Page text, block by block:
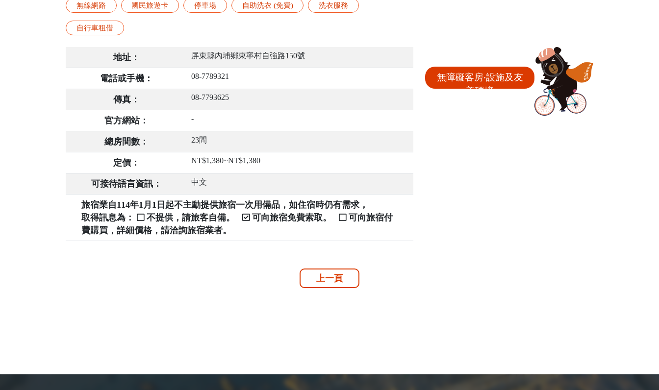
無線網路 國民旅遊卡 停車場 自助洗衣 (免費) 洗衣服務
自行車租借
地址： 屏東縣內埔鄉東寧村自強路150號
電話或手機： 08-7789321
傳真： 08-7793625
官方網站： -
總房間數： 23間
定價： NT$1,380~NT$1,380
可接待語言資訊： 中文
旅宿業自114年1月1日起不主動提供旅宿一次用備品，如住宿時仍有需求，
取得訊息為：
不提供，請旅客自備。 可向旅宿免費索取。
可向旅宿付
費購買，詳細價格，請洽詢旅宿業者。
無障礙客房‧設施及友
善環境
上一頁